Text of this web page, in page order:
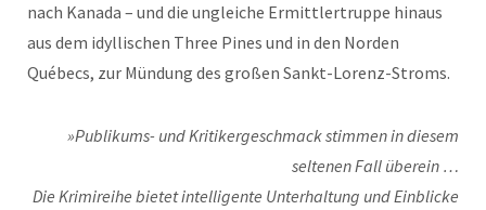
nach Kanada – und die ungleiche Ermittlertruppe hinaus
aus dem idyllischen Three Pines und in den Norden
Québecs, zur Mündung des großen Sankt-Lorenz-Stroms.
»Publikums- und Kritikergeschmack stimmen in diesem
seltenen Fall überein …
Die Krimireihe bietet intelligente Unterhaltung und Einblicke